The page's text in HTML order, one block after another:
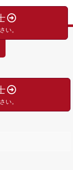
い。
い。